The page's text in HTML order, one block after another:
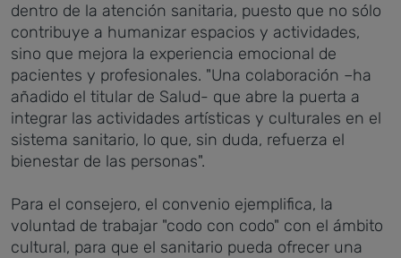
dentro de la atención sanitaria, puesto que no sólo
contribuye a humanizar espacios y actividades,
sino que mejora la experiencia emocional de
pacientes y profesionales. "Una colaboración –ha
añadido el titular de Salud- que abre la puerta a
integrar las actividades artísticas y culturales en el
sistema sanitario, lo que, sin duda, refuerza el
bienestar de las personas".
Para el consejero, el convenio ejemplifica, la
voluntad de trabajar "codo con codo" con el ámbito
cultural, para que el sanitario pueda ofrecer una